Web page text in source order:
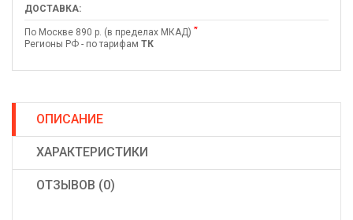
ДОСТАВКА:
По Москве 890 р. (в пределах МКАД) *
Регионы РФ - по тарифам ТК
ОПИСАНИЕ
ХАРАКТЕРИСТИКИ
ОТЗЫВОВ (0)